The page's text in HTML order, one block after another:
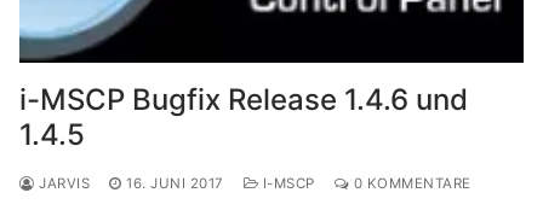
i-MSCP Bugfix Release 1.4.6 und
1.4.5
JARVIS 16. JUNI 2017 I-MSCP 0 KOMMENTARE